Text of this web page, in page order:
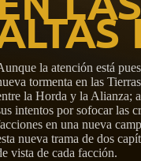
la atención está
tormenta en las
la Horda y la Alianza;
intentos por sofocar las
en una nueva
nueva trama de dos
vista de cada facción.